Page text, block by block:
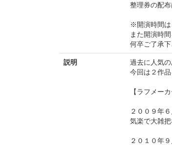
整理券の配
※開演時間は
また開演時
何卒ご了承下
説明
過去に人気
今回は２作品
【ラフメー
２００９年
気楽で大雑
２０１０年